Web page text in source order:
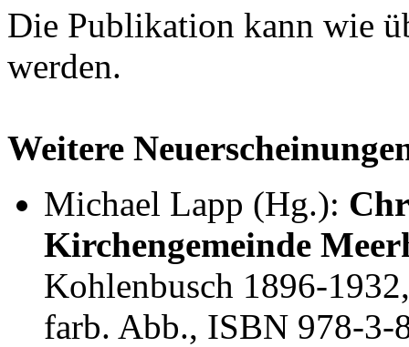
Die Publikation kann wie
werden.
Weitere
Michael Lapp (Hg.):
Kirchengemeinde
Kohlenbusch 1896-
farb. Abb., ISBN 978-3-